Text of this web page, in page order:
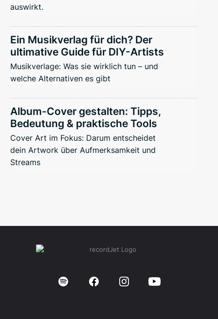
auswirkt.
Ein Musikverlag für dich? Der
ultimative Guide für DIY-Artists
Musikverlage: Was sie wirklich tun – und
welche Alternativen es gibt
Album-Cover gestalten: Tipps,
Bedeutung & praktische Tools
Cover Art im Fokus: Darum entscheidet
dein Artwork über Aufmerksamkeit und
Streams